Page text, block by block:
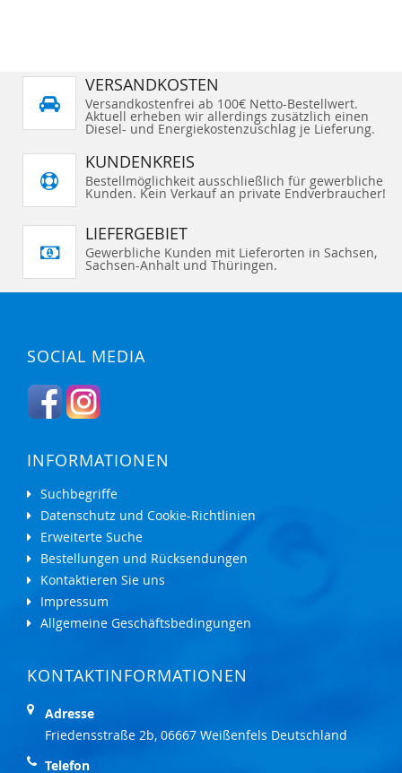
VERSANDKOSTEN
Versandkostenfrei ab 100€ Netto-Bestellwert.
Aktuell erheben wir allerdings zusätzlich einen
Diesel- und Energiekostenzuschlag je Lieferung.
KUNDENKREIS
Bestellmöglichkeit ausschließlich für gewerbliche
Kunden. Kein Verkauf an private Endverbraucher!
LIEFERGEBIET
Gewerbliche Kunden mit Lieferorten in Sachsen,
Sachsen-Anhalt und Thüringen.
SOCIAL MEDIA
INFORMATIONEN
Suchbegriffe
Datenschutz und Cookie-Richtlinien
Erweiterte Suche
Bestellungen und Rücksendungen
Kontaktieren Sie uns
Impressum
Allgemeine Geschäftsbedingungen
KONTAKTINFORMATIONEN
Adresse
Friedensstraße 2b, 06667 Weißenfels Deutschland
Telefon